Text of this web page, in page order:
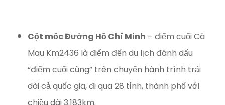
Cột mốc Đường Hồ Chí Minh – điểm cuối Cà
Mau Km2436 là điểm đến du lịch đánh dấu
“điểm cuối cùng” trên chuyến hành trình trải
dài cả quốc gia, đi qua 28 tỉnh, thành phố với
chiều dài 3.183km.